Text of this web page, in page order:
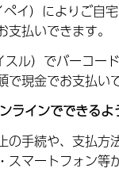
イ）によりご自
払いできます。
ル）でバーコー
で現金でお支払い
ラインでできるよ
の手続や、支払方
スマートフォン等